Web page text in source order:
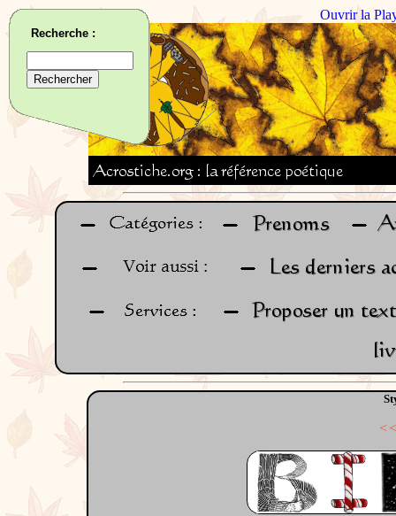
Ouvrir la
Recherche :